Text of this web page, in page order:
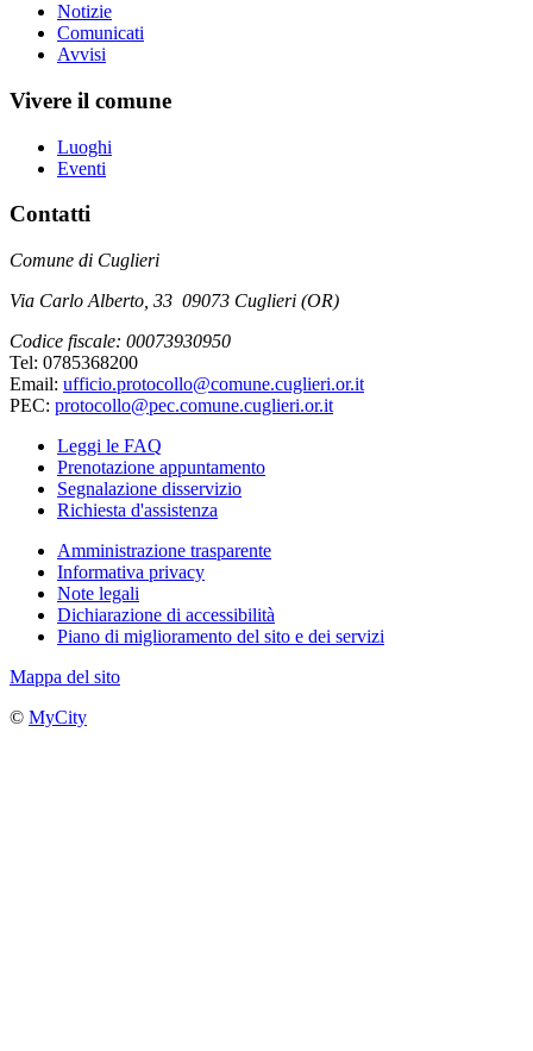
Notizie
Comunicati
Avvisi
Vivere il comune
Luoghi
Eventi
Contatti
Comune di Cuglieri
Via Carlo Alberto, 33 09073 Cuglieri (OR)
Codice fiscale: 00073930950
Tel: 0785368200
Email: ufficio.protocollo@comune.cuglieri.or.it
PEC: protocollo@pec.comune.cuglieri.or.it
Leggi le FAQ
Prenotazione appuntamento
Segnalazione disservizio
Richiesta d'assistenza
Amministrazione trasparente
Informativa privacy
Note legali
Dichiarazione di accessibilità
Piano di miglioramento del sito e dei servizi
Mappa del sito
© MyCity